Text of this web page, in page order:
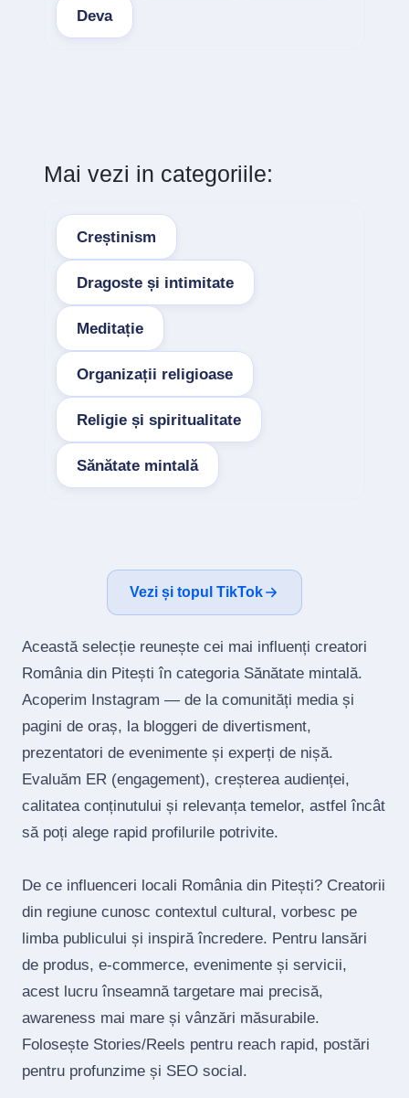
Deva
Mai vezi in categoriile:
Creștinism
Dragoste și intimitate
Meditație
Organizații religioase
Religie și spiritualitate
Sănătate mintală
Vezi și topul TikTok
Această selecție reunește cei mai influenți creatori
România din Pitești în categoria Sănătate mintală.
Acoperim Instagram — de la comunități media și
pagini de oraș, la bloggeri de divertisment,
prezentatori de evenimente și experți de nișă.
Evaluăm ER (engagement), creșterea audienței,
calitatea conținutului și relevanța temelor, astfel încât
să poți alege rapid profilurile potrivite.
De ce influenceri locali România din Pitești? Creatorii
din regiune cunosc contextul cultural, vorbesc pe
limba publicului și inspiră încredere. Pentru lansări
de produs, e‑commerce, evenimente și servicii,
acest lucru înseamnă targetare mai precisă,
awareness mai mare și vânzări măsurabile.
Folosește Stories/Reels pentru reach rapid, postări
pentru profunzime și SEO social.